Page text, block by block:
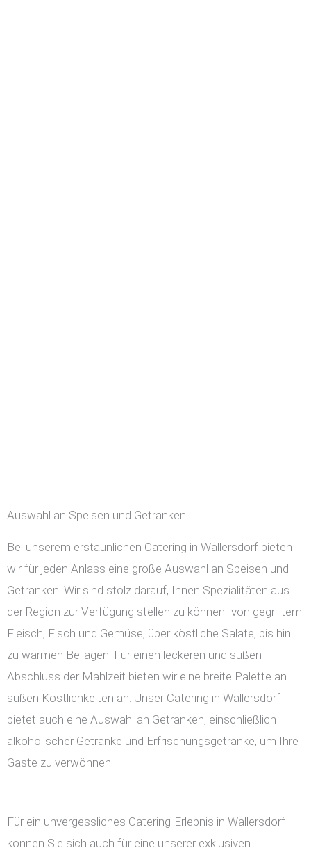
Auswahl an Speisen und Getränken
Bei unserem erstaunlichen Catering in Wallersdorf bieten
wir für jeden Anlass eine große Auswahl an Speisen und
Getränken. Wir sind stolz darauf, Ihnen Spezialitäten aus
der Region zur Verfügung stellen zu können- von gegrilltem
Fleisch, Fisch und Gemüse, über köstliche Salate, bis hin
zu warmen Beilagen. Für einen leckeren und süßen
Abschluss der Mahlzeit bieten wir eine breite Palette an
süßen Köstlichkeiten an. Unser Catering in Wallersdorf
bietet auch eine Auswahl an Getränken, einschließlich
alkoholischer Getränke und Erfrischungsgetränke, um Ihre
Gäste zu verwöhnen.
Für ein unvergessliches Catering-Erlebnis in Wallersdorf
können Sie sich auch für eine unserer exklusiven